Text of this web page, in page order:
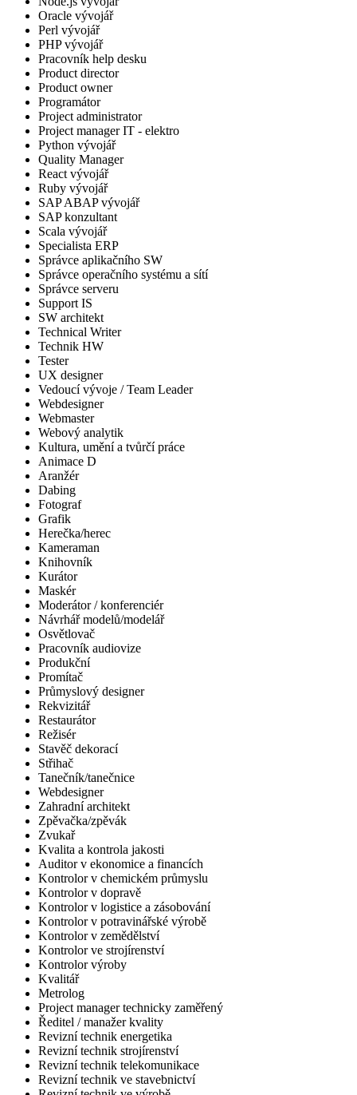
Oracle vývojář
Perl vývojář
PHP vývojář
Pracovník help desku
Product director
Product owner
Programátor
Project administrator
Project manager IT - elektro
Python vývojář
Quality Manager
React vývojář
Ruby vývojář
SAP ABAP vývojář
SAP konzultant
Scala vývojář
Specialista ERP
Správce aplikačního SW
Správce operačního systému a sítí
Správce serveru
Support IS
SW architekt
Technical Writer
Technik HW
Tester
UX designer
Vedoucí vývoje / Team Leader
Webdesigner
Webmaster
Webový analytik
Kultura, umění a tvůrčí práce
Animace D
Aranžér
Dabing
Fotograf
Grafik
Herečka/herec
Kameraman
Knihovník
Kurátor
Maskér
Moderátor / konferenciér
Návrhář modelů/modelář
Osvětlovač
Pracovník audiovize
Produkční
Promítač
Průmyslový designer
Rekvizitář
Restaurátor
Režisér
Stavěč dekorací
Střihač
Tanečník/tanečnice
Webdesigner
Zahradní architekt
Zpěvačka/zpěvák
Zvukař
Kvalita a kontrola jakosti
Auditor v ekonomice a financích
Kontrolor v chemickém průmyslu
Kontrolor v dopravě
Kontrolor v logistice a zásobování
Kontrolor v potravinářské výrobě
Kontrolor v zemědělství
Kontrolor ve strojírenství
Kontrolor výroby
Kvalitář
Metrolog
Project manager technicky zaměřený
Ředitel / manažer kvality
Revizní technik energetika
Revizní technik strojírenství
Revizní technik telekomunikace
Revizní technik ve stavebnictví